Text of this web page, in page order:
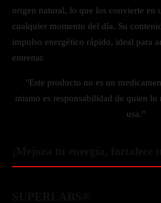
origen natural, lo que los convierte en
cualquier momento del día. Su
impulso energético rápido, ideal para
entrenar.
"Este producto no es un
mismo es responsabilidad de quien
usa."